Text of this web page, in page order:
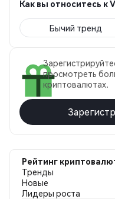
Как вы относитесь к
Бычий тренд
просмотреть
криптовалютах.
Рейтинг
Тренды
Новые
Лидеры роста